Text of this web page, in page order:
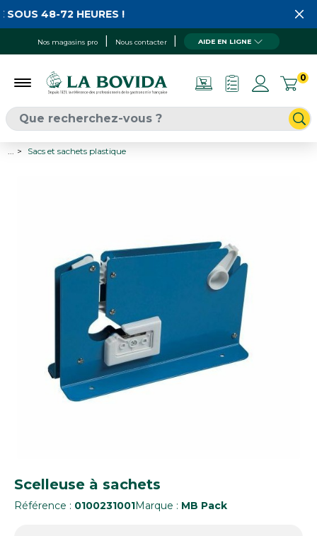
Nos magasins pro Nous contacter AIDE EN LIGNE
0
48-72 HEURES !
Sacs et sachets plastique
Scelleuse à sachets
Référence : 0100231001Marque : MB Pack